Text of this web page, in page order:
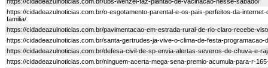
https://cidadeazulnoticias.com.br/o-esgotamento-parental-e-os-pais-perfeitos-da-
familia/
https://cidadeazulnoticias.com.br/pavimentacao-em-estrada-rural-de-rio-claro-recebe-
https://cidadeazulnoticias.com.br/santa-gertrudes-ja-vive-o-clima-de-festa-
https://cidadeazulnoticias.com.br/defesa-civil-de-sp-envia-alertas-severos-de-chuva-e-
https://cidadeazulnoticias.com.br/ninguem-acerta-mega-sena-premio-acumula-para-r-